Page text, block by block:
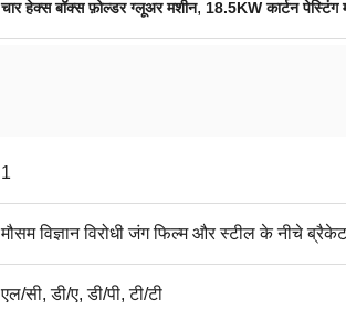
चार हेक्स बॉक्स फ़ोल्डर ग्लूअर मशीन, 18.5KW कार्टन पेस्टिंग
1
मौसम विज्ञान विरोधी जंग फिल्म और स्टील के नीचे ब्रैकेट
एल/सी, डी/ए, डी/पी, टी/टी